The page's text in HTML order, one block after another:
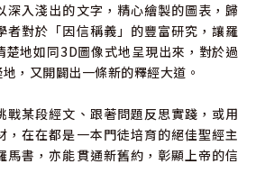
深入淺出的文字，精心繪製的圖表，歸
者對於「因信稱義」的豐富研究，讓羅
楚地如同3D圖像式地呈現出來，對於過
，又開闢出一條新的釋經大道。
戰某段經文、跟著問題反思實踐，或用
，在在都是一本門徒培育的絕佳聖經主
馬書，亦能貫通新舊約，彰顯上帝的信